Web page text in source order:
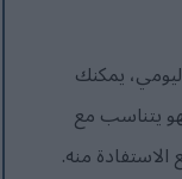
يمكنك
يتناسب مع
الاستفادة منه.